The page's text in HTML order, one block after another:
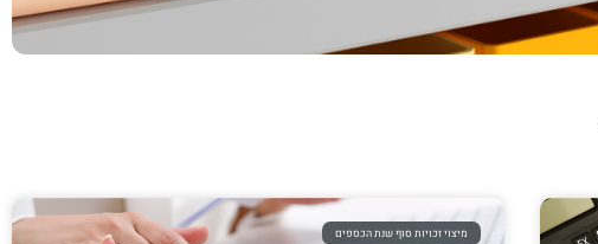
מיצוי זכויות סוף שנת הכספים